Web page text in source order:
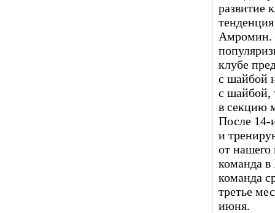
развитие
Амромин.
клубе
с шайбой
с шайбой,
в секцию
После 14-
и
от нашего
команда в
команда
третье
июня.